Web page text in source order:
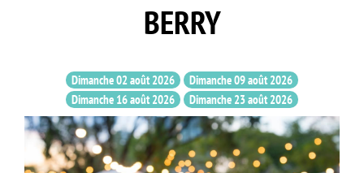
BERRY
Dimanche 02 août 2026
Dimanche 09 août 2026
Dimanche 16 août 2026
Dimanche 23 août 2026